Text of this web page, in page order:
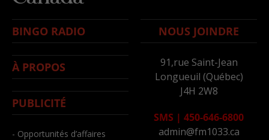
BINGO RADIO
À PROPOS
PUBLICITÉ
- Opportunités d’affaires
NOUS JOINDRE
91,rue Saint-Jean
Longueuil (Québec)
J4H 2W8
SMS | 450-646-6800
admin@fm1033.ca